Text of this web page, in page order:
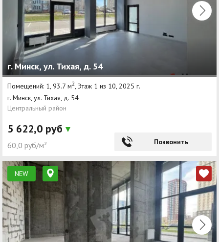
г. Минск, ул. Тихая, д. 54
Помещений: 1, 93.7 м2, Этаж 1 из 10, 2025 г.
г. Минск, ул. Тихая, д. 54
Центральный район
5 622,0 руб
60,0 руб/м² Позвонить
NEW